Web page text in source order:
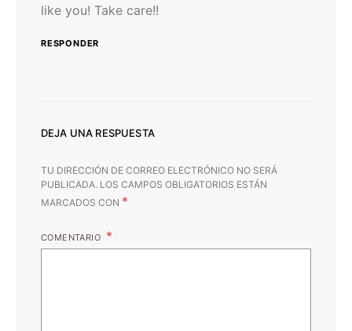
like you! Take care!!
RESPONDER
DEJA UNA RESPUESTA
TU DIRECCIÓN DE CORREO ELECTRÓNICO NO SERÁ
PUBLICADA. LOS CAMPOS OBLIGATORIOS ESTÁN
MARCADOS CON *
COMENTARIO